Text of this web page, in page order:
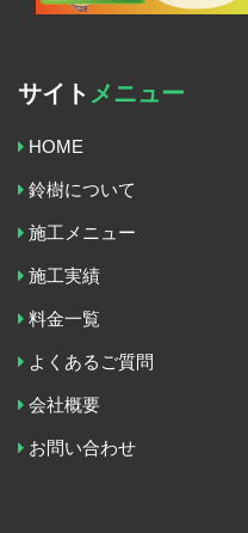
サイト メニュー
HOME
鈴樹について
施工メニュー
施工実績
料金一覧
よくあるご質問
会社概要
お問い合わせ